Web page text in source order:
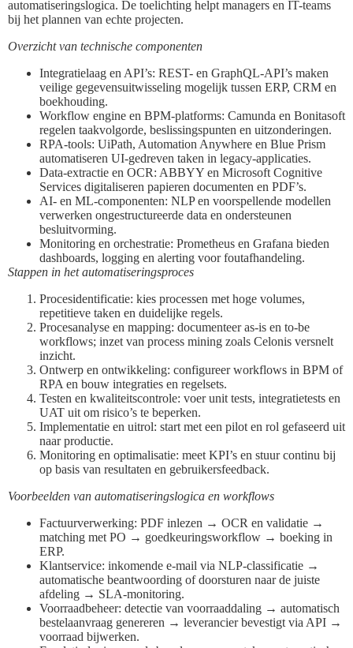
automatiseringslogica. De toelichting helpt managers en IT-teams
bij het plannen van echte projecten.
Overzicht van technische componenten
Integratielaag en API’s: REST- en GraphQL-API’s maken
veilige gegevensuitwisseling mogelijk tussen ERP, CRM en
boekhouding.
Workflow engine en BPM-platforms: Camunda en Bonitasoft
regelen taakvolgorde, beslissingspunten en uitzonderingen.
RPA-tools: UiPath, Automation Anywhere en Blue Prism
automatiseren UI-gedreven taken in legacy-applicaties.
Data-extractie en OCR: ABBYY en Microsoft Cognitive
Services digitaliseren papieren documenten en PDF’s.
AI- en ML-componenten: NLP en voorspellende modellen
verwerken ongestructureerde data en ondersteunen
besluitvorming.
Monitoring en orchestratie: Prometheus en Grafana bieden
dashboards, logging en alerting voor foutafhandeling.
Stappen in het automatiseringsproces
Procesidentificatie: kies processen met hoge volumes,
repetitieve taken en duidelijke regels.
Procesanalyse en mapping: documenteer as‑is en to‑be
workflows; inzet van process mining zoals Celonis versnelt
inzicht.
Ontwerp en ontwikkeling: configureer workflows in BPM of
RPA en bouw integraties en regelsets.
Testen en kwaliteitscontrole: voer unit tests, integratietests en
UAT uit om risico’s te beperken.
Implementatie en uitrol: start met een pilot en rol gefaseerd uit
naar productie.
Monitoring en optimalisatie: meet KPI’s en stuur continu bij
op basis van resultaten en gebruikersfeedback.
Voorbeelden van automatiseringslogica en workflows
Factuurverwerking: PDF inlezen → OCR en validatie →
matching met PO → goedkeuringsworkflow → boeking in
ERP.
Klantservice: inkomende e-mail via NLP-classificatie →
automatische beantwoording of doorsturen naar de juiste
afdeling → SLA-monitoring.
Voorraadbeheer: detectie van voorraaddaling → automatisch
bestelaanvraag genereren → leverancier bevestigt via API →
voorraad bijwerken.